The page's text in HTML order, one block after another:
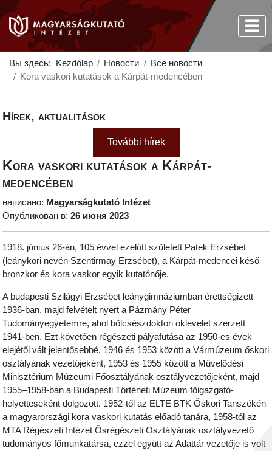
Вы здесь: Kezdőlap Новости
Все новости
Kora vaskori kutatások a Kárpát-medencében
Hírek, aktualitások
További hírek
Kora vaskori kutatások a Kárpát-
medencében
написано: Magyarságkutató Intézet
Опубликован в:26 июня 2023
1918. június 26-án, 105 évvel ezelőtt született Patek Erzsébet
(leánykori nevén Szentirmay Erzsébet), a Kárpát-medencei késő
bronzkor és kora vaskor egyik kutatónője.
A budapesti Szilágyi Erzsébet leánygimnáziumban érettségizett
1936-ban, majd felvételt nyert a Pázmány Péter
Tudományegyetemre, ahol bölcsészdoktori oklevelet szerzett
1941-ben. Ezt követően régészeti pályafutása az 1950-es évek
elejétől vált jelentősebbé. 1946 és 1953 között a Vármúzeum őskori
osztályának vezetőjeként, 1953 és 1955 között a Művelődési
Minisztérium Múzeumi Főosztályának osztályvezetőjeként, majd
1955–1958-ban a Budapesti Történeti Múzeum főigazgató-
helyetteseként dolgozott. 1952-től az ELTE BTK Őskori Tanszékén
a magyarországi kora vaskori kutatás előadó tanára, 1958-tól az
MTA Régészeti Intézet Ősrégészeti Osztályának osztályvezető
tudományos főmunkatársa, ezzel együtt az Adattár vezetője is volt